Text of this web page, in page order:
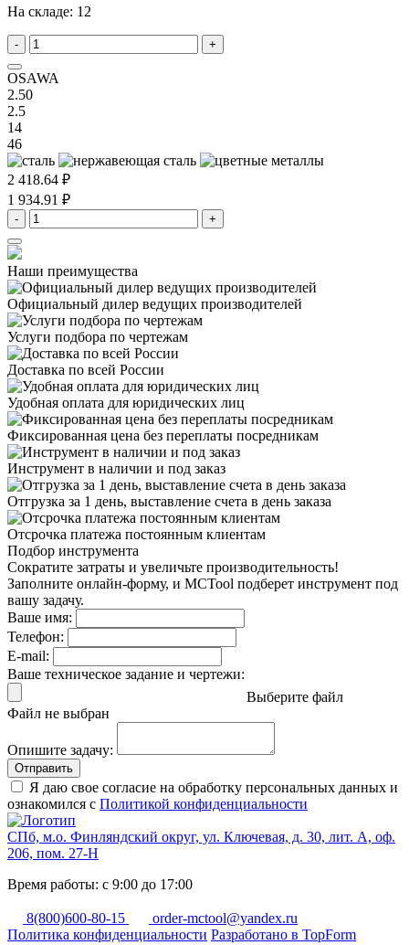
На складе: 12
- +
OSAWA
2.50
2.5
14
46
2 418.64 ₽
1 934.91 ₽
- +
Наши преимущества
Официальный дилер ведущих производителей
Услуги подбора по чертежам
Доставка по всей России
Удобная оплата для юридических лиц
Фиксированная цена без переплаты посредникам
Инструмент в наличии и под заказ
Отгрузка за 1 день, выставление счета в день заказа
Отсрочка платежа постоянным клиентам
Подбор инструмента
Сократите затраты и увеличьте производительность!
Заполните онлайн-форму, и MCTool подберет инструмент под
вашу задачу.
Ваше имя:
Телефон:
E-mail:
Ваше техническое задание и чертежи:
Выберите файл
Файл не выбран
Опишите задачу:
Отправить
Я даю свое согласие на обработку персональных данных и
ознакомился с Политикой конфиденциальности
СПб, м.о. Финляндский округ, ул. Ключевая, д. 30, лит. А, оф.
206, пом. 27-Н
Время работы: с 9:00 до 17:00
8(800)600-80-15
order-mctool@yandex.ru
Политика конфиденциальности Разработано в TopForm